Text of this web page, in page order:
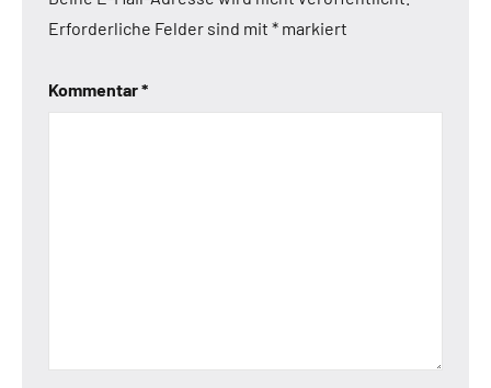
Erforderliche Felder sind mit * markiert
Kommentar*